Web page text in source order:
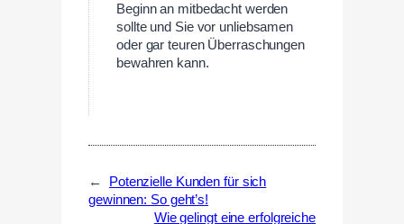
Beginn an mitbedacht werden
sollte und Sie vor unliebsamen
oder gar teuren Überraschungen
bewahren kann.
←
Potenzielle Kunden für sich
gewinnen: So geht’s!
Wie gelingt eine erfolgreiche